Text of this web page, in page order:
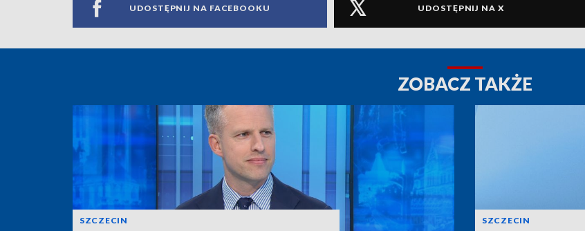
UDOSTĘPNIJ NA FACEBOOKU UDOSTĘPNIJ NA X
ZOBACZ TAKŻE
SZCZECIN SZCZECIN